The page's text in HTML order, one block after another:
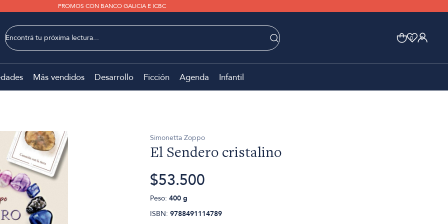
PROMOS CON BANCO GALICIA E ICBC
0 0
Más vendidos Desarrollo Ficción Agenda Infantil
Simonetta Zoppo
El Sendero cristalino
$53.500
Peso: 400 g
ISBN: 9788491114789